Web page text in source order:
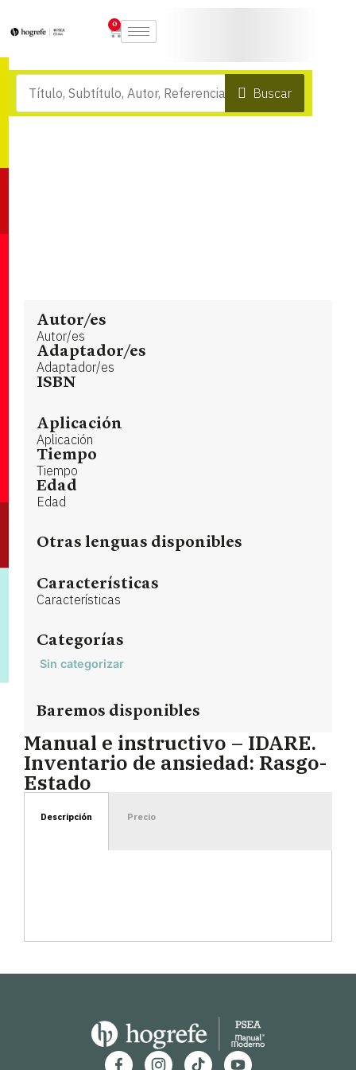
0
Buscar
Autor/es
Autor/es
Adaptador/es
Adaptador/es
ISBN
Aplicación
Aplicación
Tiempo
Tiempo
Edad
Edad
Otras lenguas disponibles
Características
Características
Categorías
Sin categorizar
Baremos disponibles
Manual e instructivo – IDARE.
Inventario de ansiedad: Rasgo-
Estado
Descripción Precio